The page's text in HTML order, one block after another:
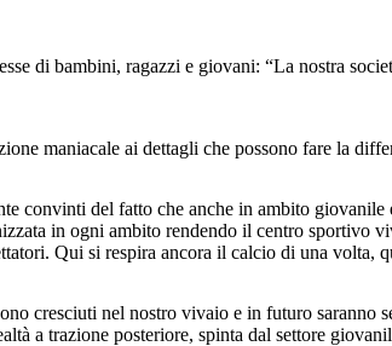
di bambini, ragazzi e giovani: “La nostra
maniacale ai dettagli che possono fare la
convinti del fatto che anche in ambito
in ogni ambito rendendo il centro sportivo
Qui si respira ancora il calcio di una volta,
cresciuti nel nostro vivaio e in futuro saranno
a trazione posteriore, spinta dal settore